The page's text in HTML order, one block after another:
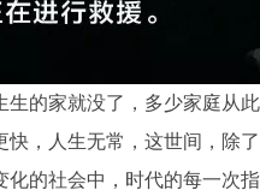
生的家就没了，多少家庭从
，人生无常，这世间，除
化的社会中，时代的每一次